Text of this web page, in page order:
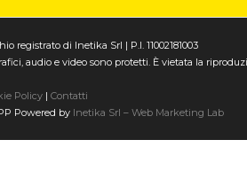
registrato di Inetika Srl | P.I. 11002181003
audio e video sono protetti. È vietata la
Policy | Contatti
Powered by Inetika Srl – Web Marketing Lab